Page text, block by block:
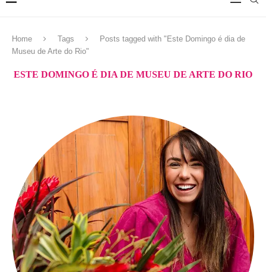
Home Tags
Posts tagged with "Este Domingo é dia de
Museu de Arte do Rio"
ESTE DOMINGO É DIA DE MUSEU DE ARTE DO RIO